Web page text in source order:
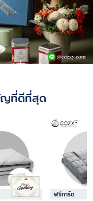
ที่ดีที่สุด
ฟรีการ์ด